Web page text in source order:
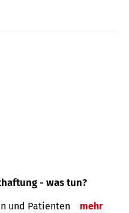
- was tun?
und Patienten mehr